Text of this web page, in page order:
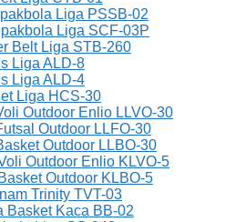
Liga PSSB-02
Liga SCF-03P
Belt Liga STB-260
Liga ALD-8
Liga ALD-4
Liga HCS-30
Outdoor Enlio LLVO-30
Outdoor LLFO-30
Outdoor LLBO-30
Outdoor Enlio KLVO-5
Outdoor KLBO-5
Trinity TVT-03
Basket Kaca BB-02